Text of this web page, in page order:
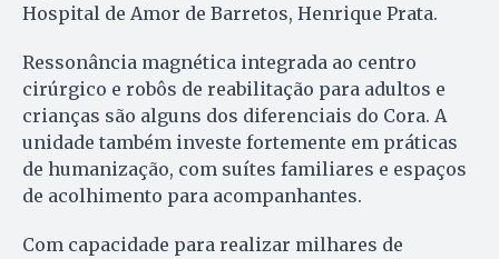
Hospital de Amor de Barretos, Henrique Prata.
Ressonância magnética integrada ao centro
cirúrgico e robôs de reabilitação para adultos e
crianças são alguns dos diferenciais do Cora. A
unidade também investe fortemente em práticas
de humanização, com suítes familiares e espaços
de acolhimento para acompanhantes.
Com capacidade para realizar milhares de